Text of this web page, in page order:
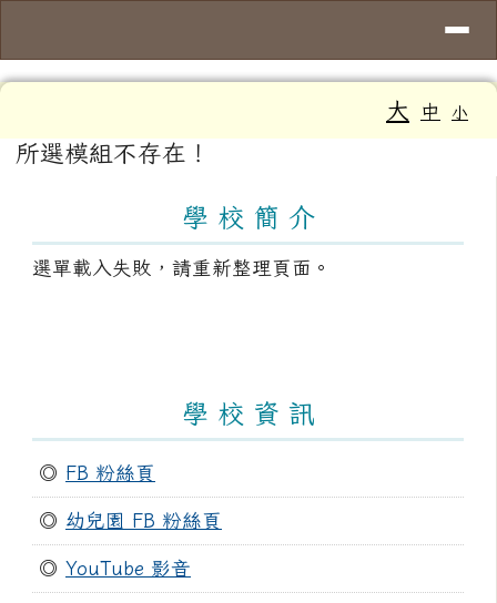
大 中 小
主內容區域
所選模組不存在！
學 校 簡 介
選單載入失敗，請重新整理頁面。
學 校 資 訊
◎ FB 粉絲頁
◎ 幼兒園 FB 粉絲頁
◎ YouTube 影音
頁尾區域